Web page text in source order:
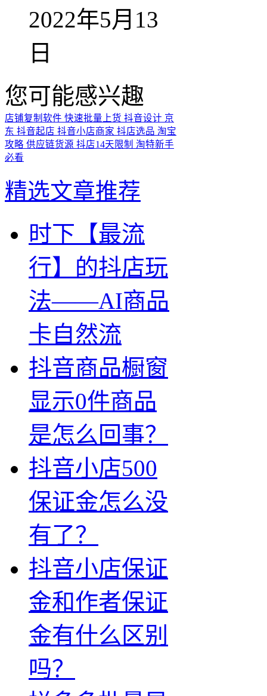
2022年5月13
日
您可能感兴趣
店铺复制软件 快速批量上货 抖音设计 京
东 抖音起店 抖音小店商家 抖店选品 淘宝
攻略 供应链货源 抖店14天限制 淘特新手
必看
精选文章推荐
时下【最流
行】的抖店玩
法——AI商品
卡自然流
抖音商品橱窗
显示0件商品
是怎么回事？
抖音小店500
保证金怎么没
有了？
抖音小店保证
金和作者保证
金有什么区别
吗？